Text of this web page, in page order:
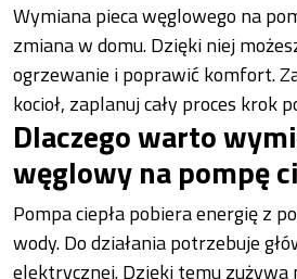
Wymiana pieca węglowego na
zmiana w domu. Dzięki niej
ogrzewanie i poprawić komfort.
kocioł, zaplanuj cały proces krok
Dlaczego warto
węglowy na pompę
Pompa ciepła pobiera energię z
wody. Do działania potrzebuje
elektrycznej. Dzięki temu zużywa